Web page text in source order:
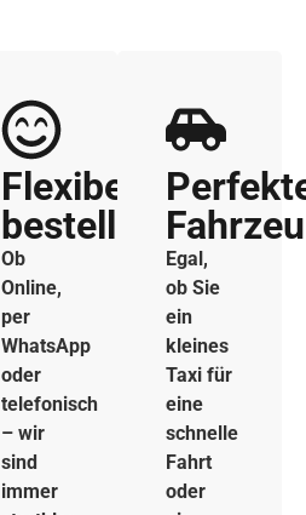
Flexibel
bestellen
Ob
Online,
per
WhatsApp
oder
telefonisch
– wir
sind
immer
Egal,
ob Sie
ein
kleines
Taxi für
eine
schnelle
Fahrt
oder